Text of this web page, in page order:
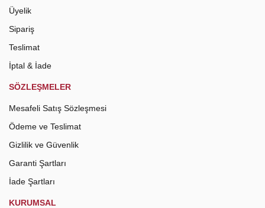
Üyelik
Sipariş
Teslimat
İptal & İade
SÖZLEŞMELER
Mesafeli Satış Sözleşmesi
Ödeme ve Teslimat
Gizlilik ve Güvenlik
Garanti Şartları
İade Şartları
KURUMSAL